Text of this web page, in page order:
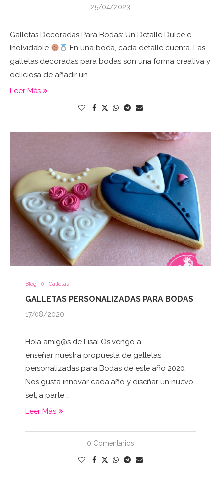
25/04/2023
Galletas Decoradas Para Bodas: Un Detalle Dulce e
Inolvidable
En una boda, cada detalle cuenta. Las
galletas decoradas para bodas son una forma creativa y
deliciosa de añadir un …
Leer Más
Blog Galletas
GALLETAS PERSONALIZADAS PARA BODAS
17/08/2020
Hola amig@s de Lisa! Os vengo a
enseñar nuestra propuesta de galletas
personalizadas para Bodas de este año 2020.
Nos gusta innovar cada año y diseñar un nuevo
set, a parte …
Leer Más
0 Comentarios